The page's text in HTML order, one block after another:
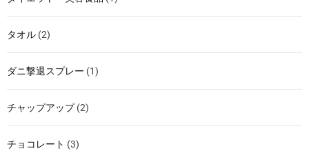
タオル (2)
ダニ撃退スプレー (1)
チャップアップ(2)
チョコレート (3)